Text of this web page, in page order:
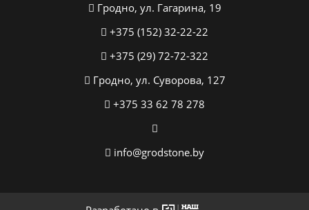
Гродно, ул. Гагарина, 19
+375 (152) 32-22-22
+375 (29) 72-72-322
Гродно, ул. Суворова, 127
+375 33 62 78 278
info@grodstone.by